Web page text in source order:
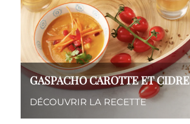
GASPACHO CAROTTE ET CIDRE
DÉCOUVRIR LA RECETTE